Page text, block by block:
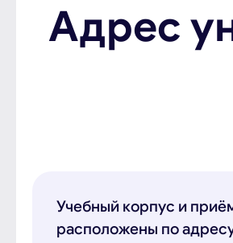
Адрес
Учебный корпус и
расположены по